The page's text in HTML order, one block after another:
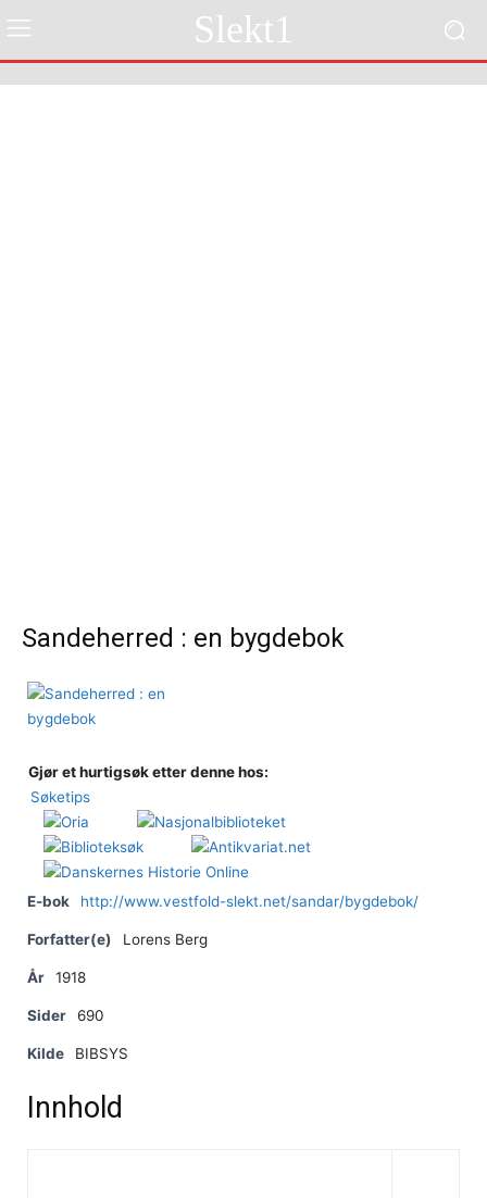
Slekt1
Sandeherred : en bygdebok
Gjør et hurtigsøk etter denne hos:
Søketips
E-bok http://www.vestfold-slekt.net/sandar/bygdebok/
Forfatter(e) Lorens Berg
År 1918
Sider 690
Kilde BIBSYS
Innhold